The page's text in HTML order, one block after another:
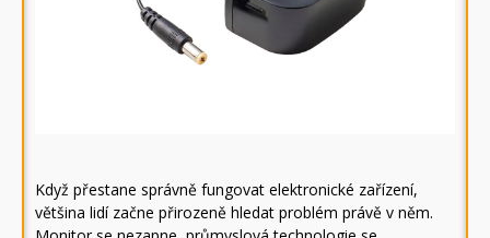
Když přestane správně fungovat elektronické zařízení,
většina lidí začne přirozeně hledat problém právě v něm.